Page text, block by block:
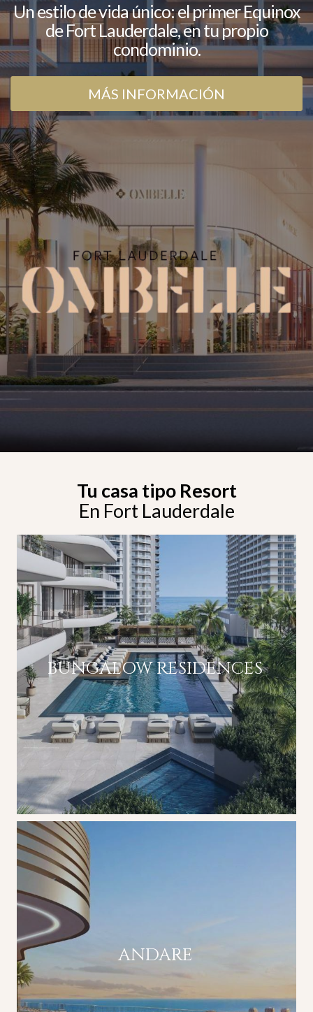
Un estilo de vida único: el primer Equinox
de Fort Lauderdale, en tu propio
condominio.
MÁS INFORMACIÓN
Tu casa tipo Resort
En Fort Lauderdale
BUNGALOW RESIDENCES
ANDARE